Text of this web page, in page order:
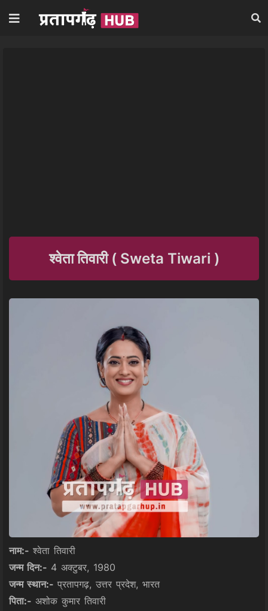
श्वेता तिवारी ( Sweta Tiwari )
नाम:- श्वेता तिवारी
जन्म दिन:- 4 अक्टुबर, 1980
जन्म स्थान:- प्रतापगढ़, उत्तर प्रदेश, भारत
पिता:- अशोक कुमार तिवारी